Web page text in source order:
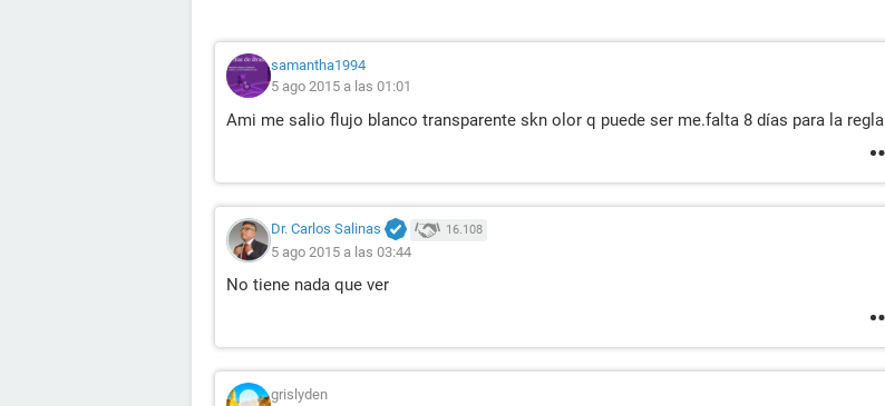
samantha1994
5 ago 2015 a las 01:01
Ami me salio flujo blanco transparente skn olor q puede ser me.falta 8 días para la regla
Dr. Carlos Salinas 16.108
5 ago 2015 a las 03:44
No tiene nada que ver
grislyden